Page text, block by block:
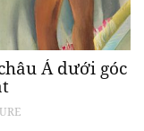
Á dưới góc